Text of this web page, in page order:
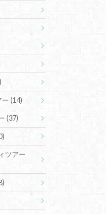
ー(14)
(37)
ツアー